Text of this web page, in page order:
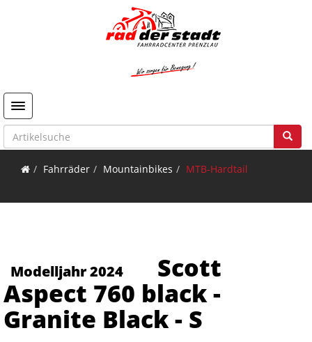
Toggle navigation
Fahrräder Mountainbikes MTB-Hardtail
Modelljahr 2024
Scott
Aspect 760 black -
Granite Black - S